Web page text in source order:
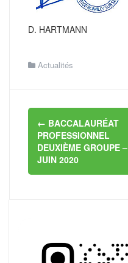
D. HARTMANN
Actualités
Navigation
d'article
← BACCALAURÉAT
PROFESSIONNEL
DEUXIÈME GROUPE –
JUIN 2020